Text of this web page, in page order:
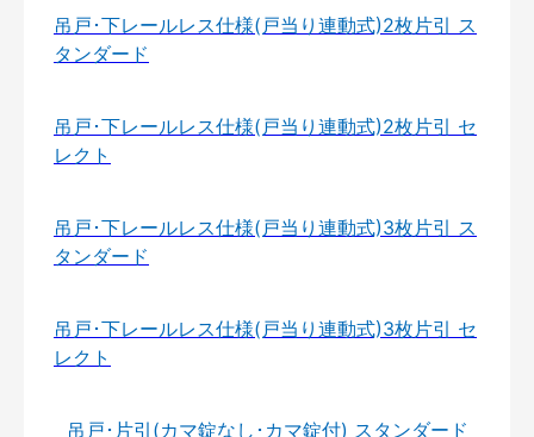
吊戸･下レールレス仕様(戸当り連動式)2枚片引 ス
タンダード
吊戸･下レールレス仕様(戸当り連動式)2枚片引 セ
レクト
吊戸･下レールレス仕様(戸当り連動式)3枚片引 ス
タンダード
吊戸･下レールレス仕様(戸当り連動式)3枚片引 セ
レクト
吊戸･片引(カマ錠なし･カマ錠付) スタンダード